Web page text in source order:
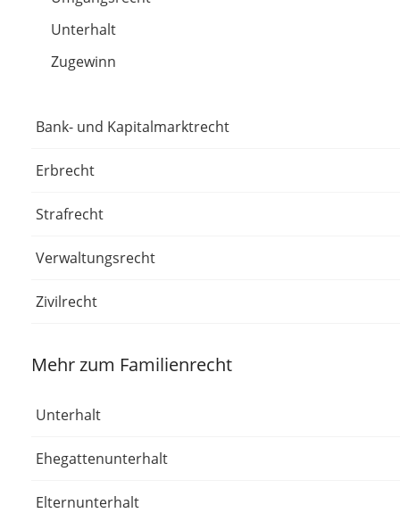
Unterhalt
Zugewinn
Bank- und Kapitalmarktrecht
Erbrecht
Strafrecht
Verwaltungsrecht
Zivilrecht
Mehr zum Familienrecht
Unterhalt
Ehegattenunterhalt
Elternunterhalt